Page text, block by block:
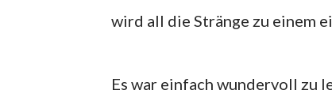
wird all die Stränge zu einem
Es war einfach wundervoll zu